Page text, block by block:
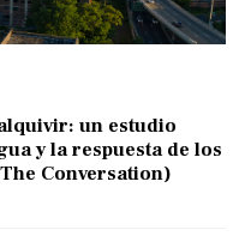
un estudio
y la respuesta de los
Conversation)